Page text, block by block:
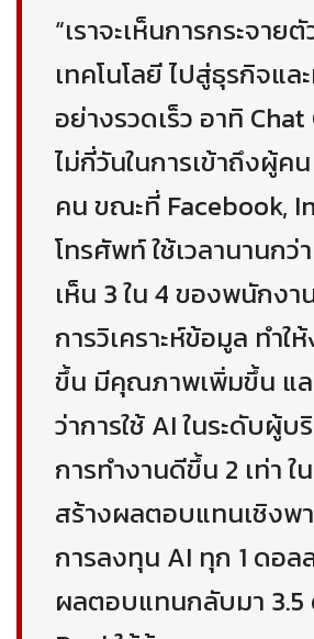
“เราจะเห็นการกระจาย
เทคโนโลยี ไปสู่ธุรกิจแล
อย่างรวดเร็ว อาทิ Chat
ไม่กี่วันในการเข้าถึงผู้ค
คน ขณะที่ Facebook,
โทรศัพท์ ใช้เวลานานกว่
เห็น 3 ใน 4 ของพนักงา
การวิเคราะห์ข้อมูล ทำใ
ขึ้น มีคุณภาพเพิ่มขึ้น แ
ว่าการใช้ AI ในระดับผู้บ
การทำงานดีขึ้น 2 เท่า ใ
สร้างผลตอบแทนเชิง
การลงทุน AI ทุก 1 ดอล
ผลตอบแทนกลับมา 3.5